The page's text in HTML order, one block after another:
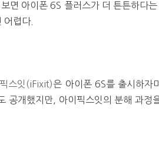
면 아이폰 6S 플러스가 더 튼튼하다
어렵다.
스잇(iFixit)은 아이폰 6S를 출시하자
공개했지만, 아이픽스잇의 분해 과정